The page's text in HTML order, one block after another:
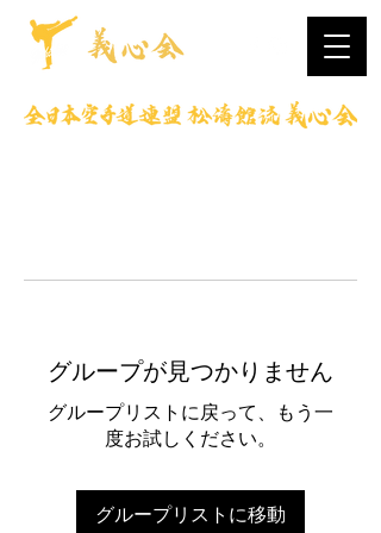
グループが見つかりません
グループリストに戻って、もう一
度お試しください。
グループリストに移動